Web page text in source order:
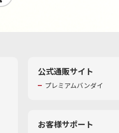
公式通販サイト
プレミアムバンダイ
お客様サポート